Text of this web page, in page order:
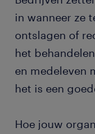
in wanneer ze
ontslagen of
het
en medeleven
het is een
Hoe jouw